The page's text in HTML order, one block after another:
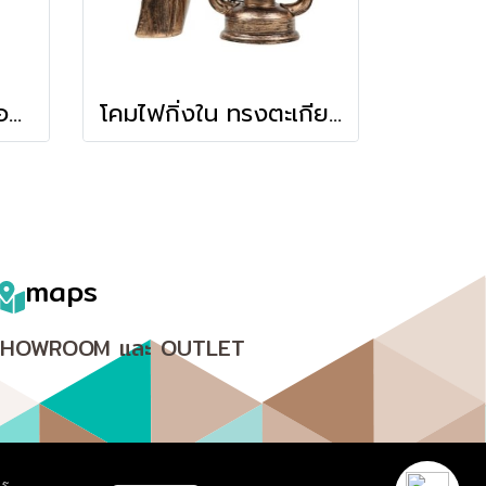
โคมไฟกิ่งใน ทรงเปลือกหอย แก้วหนา รุ่น 8827/1 โคมไฟกิ่งใน ทรงตะเกียงคู่ รุ่น 6271/1
maps
และ OUTLET